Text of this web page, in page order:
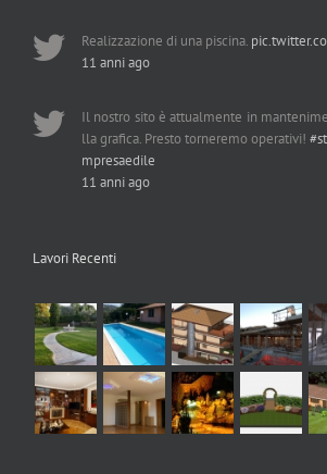
Realizzazione di una piscina.
11 anni ago
Il nostro sito è attualmente in
lla grafica. Presto torneremo operativi!
mpresaedile
11 anni ago
Lavori Recenti